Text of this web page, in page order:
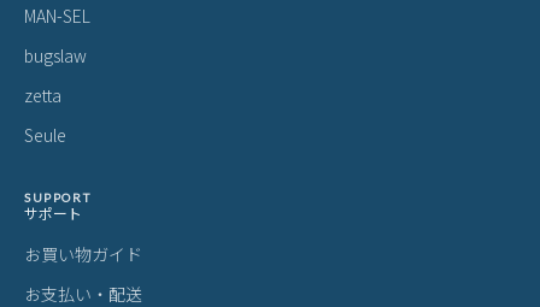
MAN-SEL
bugslaw
zetta
Seule
SUPPORT
サポート
お買い物ガイド
お支払い・配送